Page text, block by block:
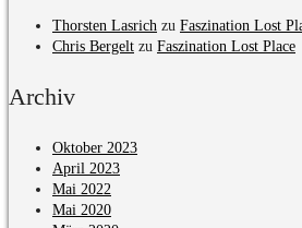
Thorsten Lasrich zu Faszination Lost
Chris Bergelt zu Faszination Lost Place
Archiv
Oktober 2023
April 2023
Mai 2022
Mai 2020